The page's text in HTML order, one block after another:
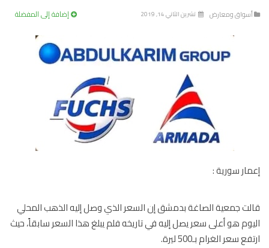
ومعارض تشرين الثاني 14, 2019 إضافة إلى المفضلة
سورية :
جمعية الصاغة بدمشق إن السعر الذي وصل إليه الذهب المحلي
هو أعلى سعر يصل إليه في تاريخه فلم يبلغ هذا السعر سابقاً، حيث
سعر الغرام بـ500 ليرة.